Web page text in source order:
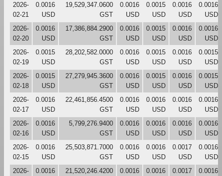
2026-
02-21
0.0016
USD
19,529,347.0600
GST
0.0016
USD
0.0015
USD
0.0016
USD
0.0016
USD
2026-
02-20
0.0016
USD
17,386,884.2900
GST
0.0016
USD
0.0015
USD
0.0016
USD
0.0016
USD
2026-
02-19
0.0015
USD
28,202,582.0000
GST
0.0016
USD
0.0015
USD
0.0016
USD
0.0015
USD
2026-
02-18
0.0015
USD
27,279,945.3600
GST
0.0016
USD
0.0015
USD
0.0016
USD
0.0015
USD
2026-
02-17
0.0016
USD
22,461,856.4500
GST
0.0016
USD
0.0016
USD
0.0016
USD
0.0016
USD
2026-
02-16
0.0016
USD
5,799,276.9400
GST
0.0016
USD
0.0016
USD
0.0016
USD
0.0016
USD
2026-
02-15
0.0016
USD
25,503,871.7000
GST
0.0016
USD
0.0016
USD
0.0017
USD
0.0016
USD
2026-
0.0016
21,520,246.4200
0.0016
0.0016
0.0017
0.0016